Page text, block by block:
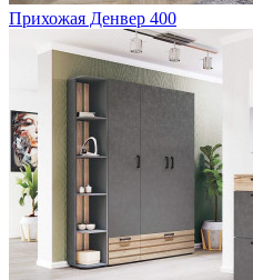
Прихожая Денвер 400